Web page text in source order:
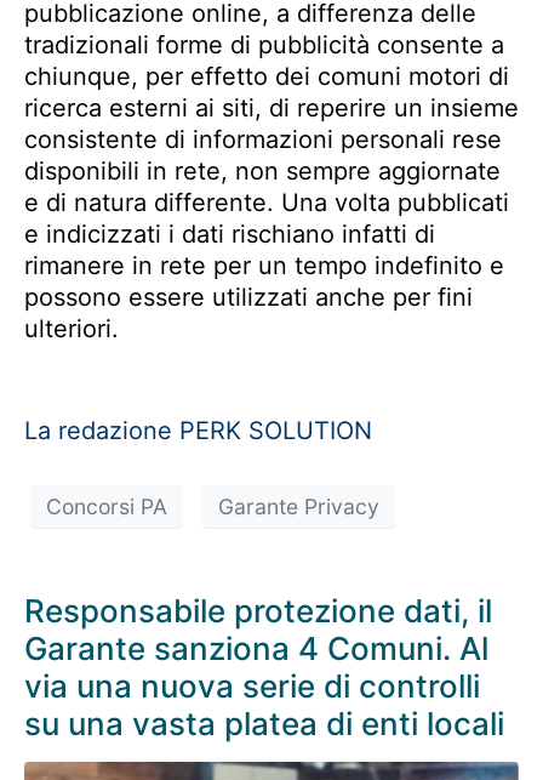
pubblicazione online, a differenza delle
tradizionali forme di pubblicità consente a
chiunque, per effetto dei comuni motori di
ricerca esterni ai siti, di reperire un insieme
consistente di informazioni personali rese
disponibili in rete, non sempre aggiornate
e di natura differente. Una volta pubblicati
e indicizzati i dati rischiano infatti di
rimanere in rete per un tempo indefinito e
possono essere utilizzati anche per fini
ulteriori.
La redazione PERK SOLUTION
Concorsi PA Garante Privacy
Responsabile protezione dati, il
Garante sanziona 4 Comuni. Al
via una nuova serie di controlli
su una vasta platea di enti locali